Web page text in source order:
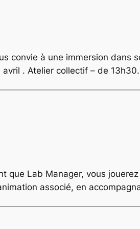
convie à une immersion dans
avril . Atelier collectif – de
que Lab Manager, vous
associé, en